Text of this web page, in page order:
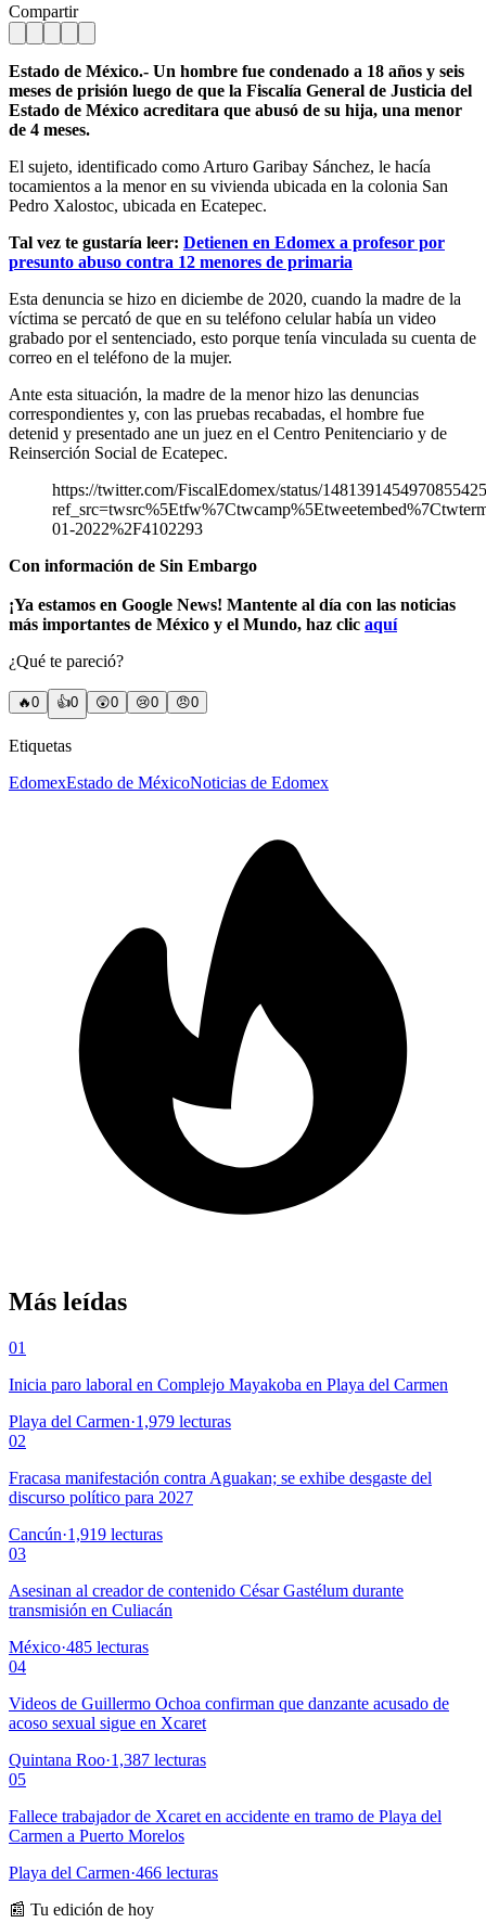
Compartir
Estado de México.- Un hombre fue condenado a 18 años y seis
meses de prisión luego de que la Fiscalía General de Justicia del
Estado de México acreditara que abusó de su hija, una menor
de 4 meses.
El sujeto, identificado como Arturo Garibay Sánchez, le hacía
tocamientos a la menor en su vivienda ubicada en la colonia San
Pedro Xalostoc, ubicada en Ecatepec.
Tal vez te gustaría leer: Detienen en Edomex a profesor por
presunto abuso contra 12 menores de primaria
Esta denuncia se hizo en diciembe de 2020, cuando la madre de la
víctima se percató de que en su teléfono celular había un video
grabado por el sentenciado, esto porque tenía vinculada su cuenta de
correo en el teléfono de la mujer.
Ante esta situación, la madre de la menor hizo las denuncias
correspondientes y, con las pruebas recabadas, el hombre fue
detenid y presentado ane un juez en el Centro Penitenciario y de
Reinserción Social de Ecatepec.
https://twitter.com/FiscalEdomex/status/
01-2022%2F4102293
Con información de Sin Embargo
¡Ya estamos en Google News! Mantente al día con las noticias
más importantes de México y el Mundo, haz clic aquí
¿Qué te pareció?
🔥0 👍0 😲0 😢0 😠0
Etiquetas
EdomexEstado de MéxicoNoticias de Edomex
Más leídas
01
Inicia paro laboral en Complejo Mayakoba en Playa del Carmen
Playa del Carmen·1,979 lecturas
02
Fracasa manifestación contra Aguakan; se exhibe desgaste del
discurso político para 2027
Cancún·1,919 lecturas
03
Asesinan al creador de contenido César Gastélum durante
transmisión en Culiacán
México·485 lecturas
04
Videos de Guillermo Ochoa confirman que danzante acusado de
acoso sexual sigue en Xcaret
Quintana Roo·1,387 lecturas
05
Fallece trabajador de Xcaret en accidente en tramo de Playa del
Carmen a Puerto Morelos
Playa del Carmen·466 lecturas
📰 Tu edición de hoy